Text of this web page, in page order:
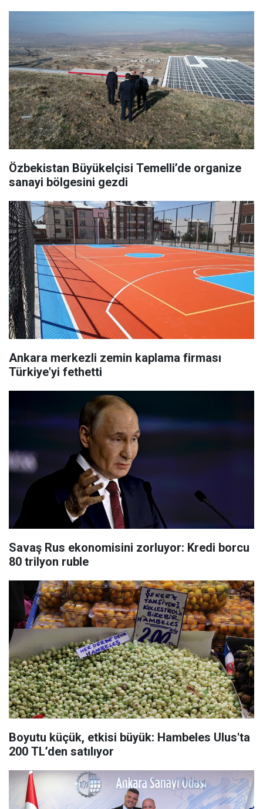
Özbekistan Büyükelçisi Temelli’de organize
sanayi bölgesini gezdi
Ankara merkezli zemin kaplama firması
Türkiye'yi fethetti
Savaş Rus ekonomisini zorluyor: Kredi borcu
80 trilyon ruble
Boyutu küçük, etkisi büyük: Hambeles Ulus'ta
200 TL’den satılıyor